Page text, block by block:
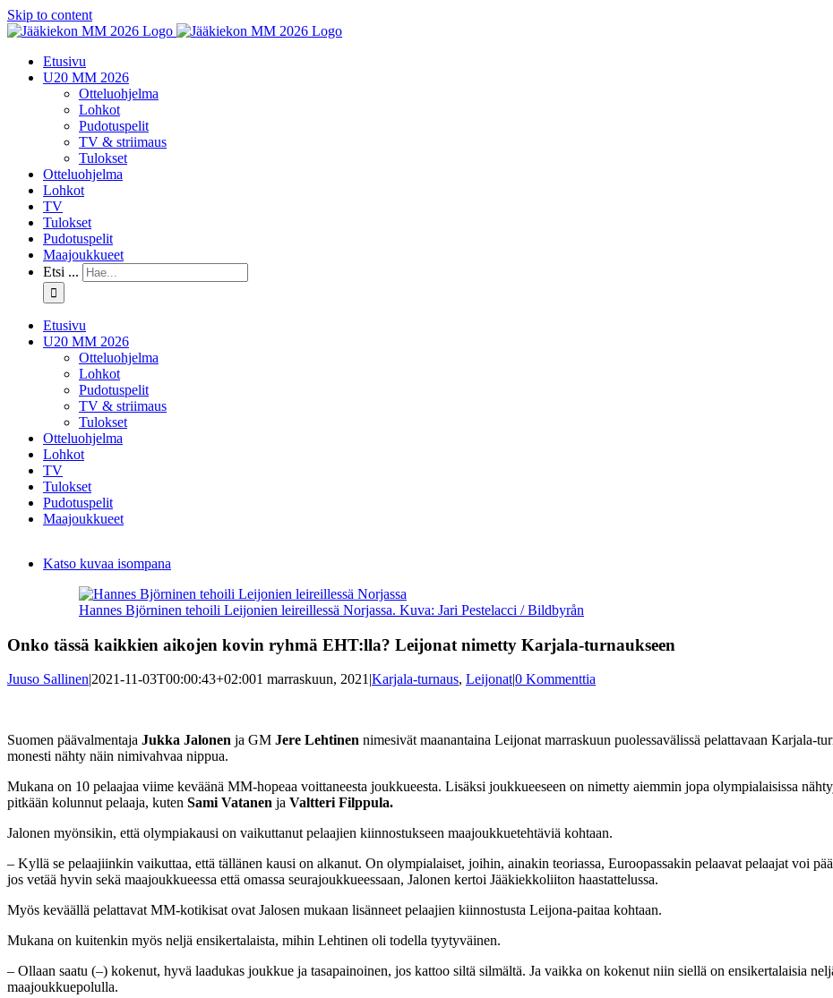
Skip to content
Etusivu
U20 MM 2026
Otteluohjelma
Lohkot
Pudotuspelit
TV & striimaus
Tulokset
Otteluohjelma
Lohkot
TV
Tulokset
Pudotuspelit
Maajoukkueet
Etsi ...
Etusivu
U20 MM 2026
Otteluohjelma
Lohkot
Pudotuspelit
TV & striimaus
Tulokset
Otteluohjelma
Lohkot
TV
Tulokset
Pudotuspelit
Maajoukkueet
Katso kuvaa isompana
Hannes Björninen tehoili Leijonien leireillessä Norjassa. Kuva: Jari Pestelacci / Bildbyrån
Onko tässä kaikkien aikojen kovin ryhmä EHT:lla? Leijonat nimetty Karjala-turnaukseen
Juuso Sallinen|2021-11-03T00:00:43+02:001 marraskuun, 2021|Karjala-turnaus, Leijonat|0 Kommenttia
Suomen päävalmentaja Jukka Jalonen ja GM Jere Lehtinen nimesivät maanantaina Leijonat marraskuun puolessavälissä pelattavaan
monesti nähty näin nimivahvaa nippua.
Mukana on 10 pelaajaa viime keväänä MM-hopeaa voittaneesta joukkueesta. Lisäksi joukkueeseen on nimetty aiemmin jopa olympialaisissa
pitkään kolunnut pelaaja, kuten Sami Vatanen ja Valtteri Filppula.
Jalonen myönsikin, että olympiakausi on vaikuttanut pelaajien kiinnostukseen maajoukkuetehtäviä kohtaan.
– Kyllä se pelaajiinkin vaikuttaa, että tällänen kausi on alkanut. On olympialaiset, joihin, ainakin teoriassa, Euroopassakin pelaavat pelaajat voi
jos vetää hyvin sekä maajoukkueessa että omassa seurajoukkueessaan, Jalonen kertoi Jääkiekkoliiton haastattelussa.
Myös keväällä pelattavat MM-kotikisat ovat Jalosen mukaan lisänneet pelaajien kiinnostusta Leijona-paitaa kohtaan.
Mukana on kuitenkin myös neljä ensikertalaista, mihin Lehtinen oli todella tyytyväinen.
– Ollaan saatu (–) kokenut, hyvä laadukas joukkue ja tasapainoinen, jos kattoo siltä silmältä. Ja vaikka on kokenut niin siellä on ensikertalaisia
maajoukkuepolulla.